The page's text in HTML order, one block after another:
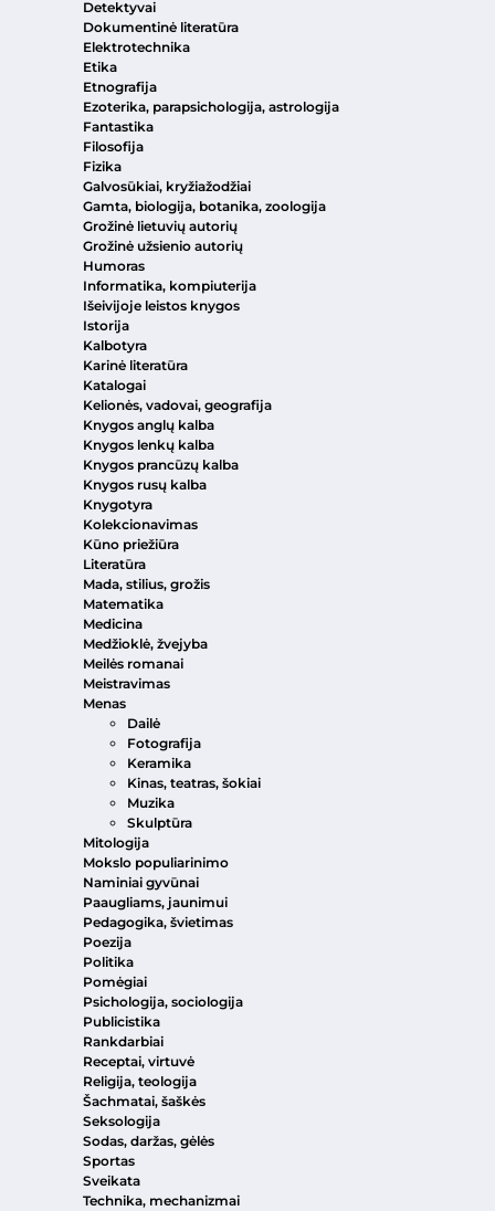
Detektyvai
Dokumentinė literatūra
Elektrotechnika
Etika
Etnografija
Ezoterika, parapsichologija, astrologija
Fantastika
Filosofija
Fizika
Galvosūkiai, kryžiažodžiai
Gamta, biologija, botanika, zoologija
Grožinė lietuvių autorių
Grožinė užsienio autorių
Humoras
Informatika, kompiuterija
Išeivijoje leistos knygos
Istorija
Kalbotyra
Karinė literatūra
Katalogai
Kelionės, vadovai, geografija
Knygos anglų kalba
Knygos lenkų kalba
Knygos prancūzų kalba
Knygos rusų kalba
Knygotyra
Kolekcionavimas
Kūno priežiūra
Literatūra
Mada, stilius, grožis
Matematika
Medicina
Medžioklė, žvejyba
Meilės romanai
Meistravimas
Menas
Dailė
Fotografija
Keramika
Kinas, teatras, šokiai
Muzika
Skulptūra
Mitologija
Mokslo populiarinimo
Naminiai gyvūnai
Paaugliams, jaunimui
Pedagogika, švietimas
Poezija
Politika
Pomėgiai
Psichologija, sociologija
Publicistika
Rankdarbiai
Receptai, virtuvė
Religija, teologija
Šachmatai, šaškės
Seksologija
Sodas, daržas, gėlės
Sportas
Sveikata
Technika, mechanizmai